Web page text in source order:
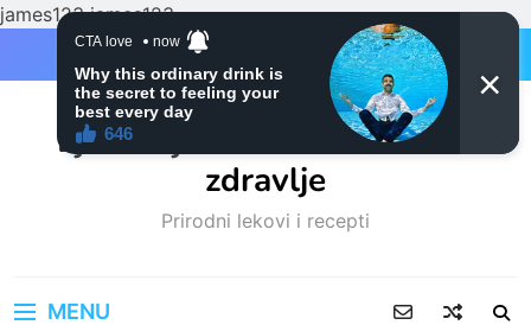
james123james123
Ljubitelji mačaka i Prirodno
zdravlje
Prirodni lekovi i recepti
MENU